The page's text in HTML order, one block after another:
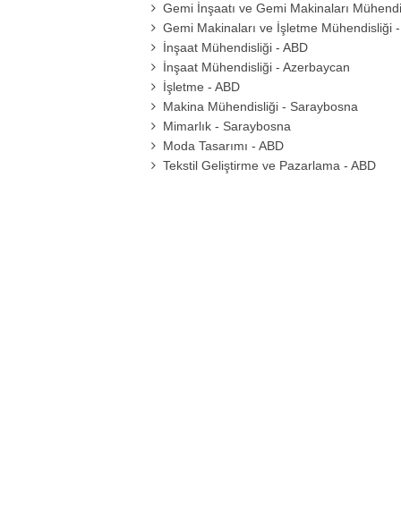
Gemi İnşaatı ve Gemi Makinaları
Gemi Makinaları ve İşletme Mühendisliği
İnşaat Mühendisliği - ABD
İnşaat Mühendisliği - Azerbaycan
İşletme - ABD
Makina Mühendisliği - Saraybosna
Mimarlık - Saraybosna
Moda Tasarımı - ABD
Tekstil Geliştirme ve Pazarlama - ABD